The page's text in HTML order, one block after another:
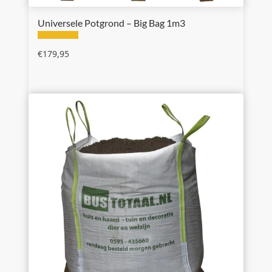
Universele Potgrond – Big Bag 1m3
€179,95